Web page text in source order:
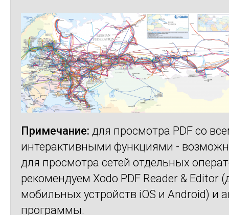
Примечание: для просмотра PDF со
интерактивными функциями -
для просмотра сетей отдельных
рекомендуем Xodo PDF Reader & Editor
мобильных устройств iOS и Android) и
программы.